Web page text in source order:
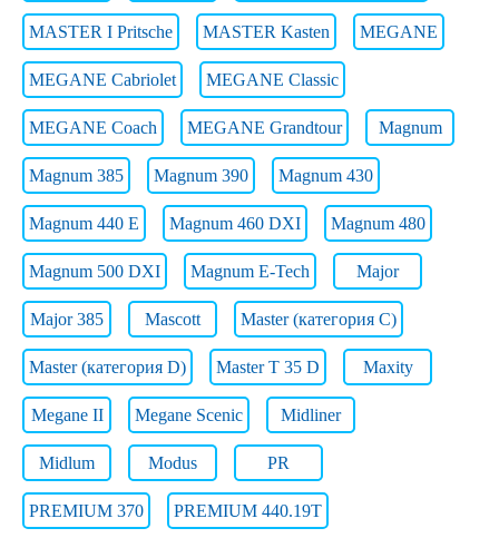
MASTER I Pritsche MASTER Kasten MEGANE
MEGANE Cabriolet MEGANE Classic
MEGANE Coach MEGANE Grandtour Magnum
Magnum 385 Magnum 390 Magnum 430
Magnum 440 E Magnum 460 DXI Magnum 480
Magnum 500 DXI Magnum E-Tech Major
Major 385 Mascott Master (категория C)
Master (категория D) Master T 35 D Maxity
Megane II Megane Scenic Midliner
Midlum Modus PR
PREMIUM 370 PREMIUM 440.19T